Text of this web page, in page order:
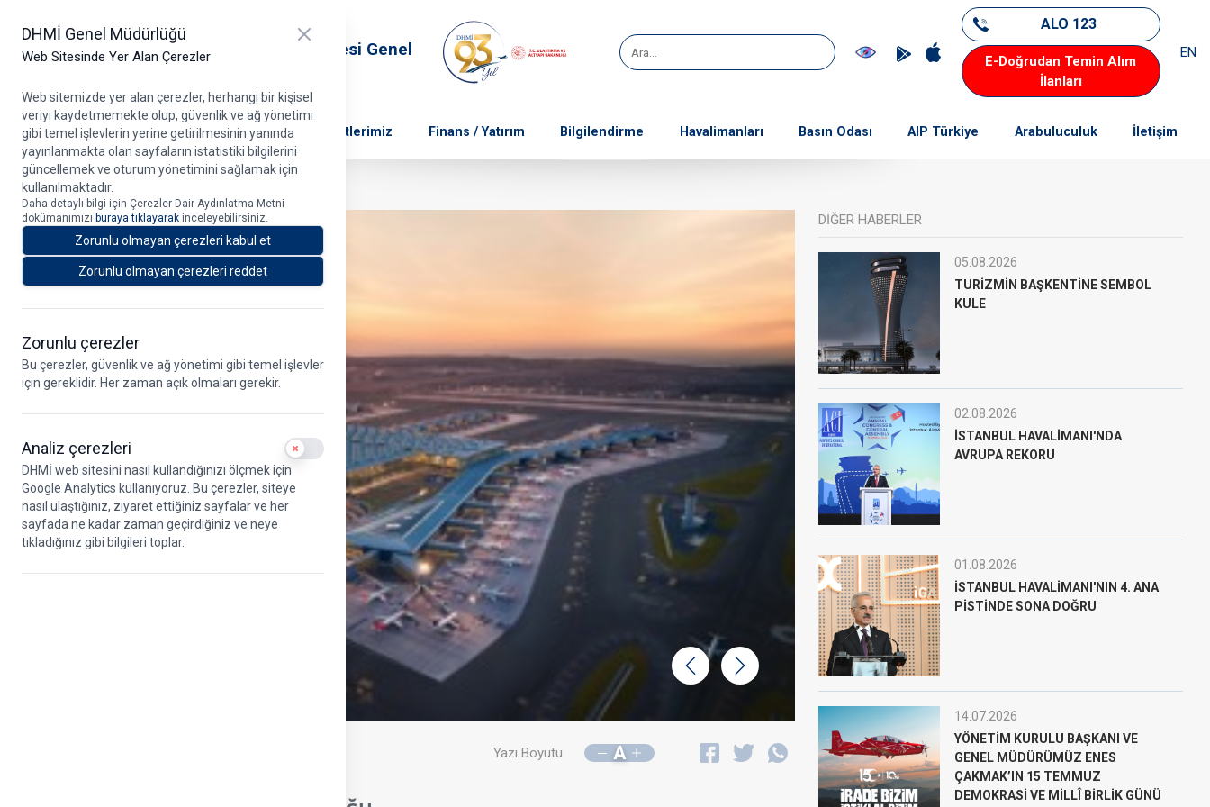
DHMİ Genel Müdürlüğü
Web Sitesinde Yer Alan Çerezler
Close panel
Web sitemizde yer alan çerezler, herhangi bir kişisel
veriyi kaydetmemekte olup, güvenlik ve ağ yönetimi
gibi temel işlevlerin yerine getirilmesinin yanında
yayınlanmakta olan sayfaların istatistiki bilgilerini
güncellemek ve oturum yönetimini sağlamak için
kullanılmaktadır.
Daha detaylı bilgi için Çerezler Dair Aydınlatma Metni
dokümanımızı buraya tıklayarak inceleyebilirsiniz.
Zorunlu olmayan çerezleri kabul et
Zorunlu olmayan çerezleri reddet
Zorunlu çerezler
Bu çerezler, güvenlik ve ağ yönetimi gibi temel işlevler
için gereklidir. Her zaman açık olmaları gerekir.
Analiz çerezleri Use setting
DHMİ web sitesini nasıl kullandığınızı ölçmek için
Google Analytics kullanıyoruz. Bu çerezler, siteye
nasıl ulaştığınız, ziyaret ettiğiniz sayfalar ve her
sayfada ne kadar zaman geçirdiğiniz ve neye
tıkladığınız gibi bilgileri toplar.
T.C. Ulaştırma ve Altyapı Bakanlığı
Devlet Hava Meydanları İşletmesi Genel
ALO 123
E-Doğrudan Temin Alım
İlanları
EN
DHMİ Hakkında Projelerimiz Ana Faaliyetlerimiz Finans / Yatırım Bilgilendirme Havalimanları Basın Odası AIP Türkiye Arabuluculuk İletişim
Geri İleri
Yazı Boyutu A
DİĞER HABERLER
05.08.2026
TURİZMİN BAŞKENTİNE SEMBOL
KULE
02.08.2026
İSTANBUL HAVALİMANI'NDA
AVRUPA REKORU
01.08.2026
İSTANBUL HAVALİMANI'NIN 4. ANA
PİSTİNDE SONA DOĞRU
14.07.2026
YÖNETİM KURULU BAŞKANI VE
GENEL MÜDÜRÜMÜZ ENES
ÇAKMAK’IN 15 TEMMUZ
DEMOKRASİ VE MİLLÎ BİRLİK GÜNÜ